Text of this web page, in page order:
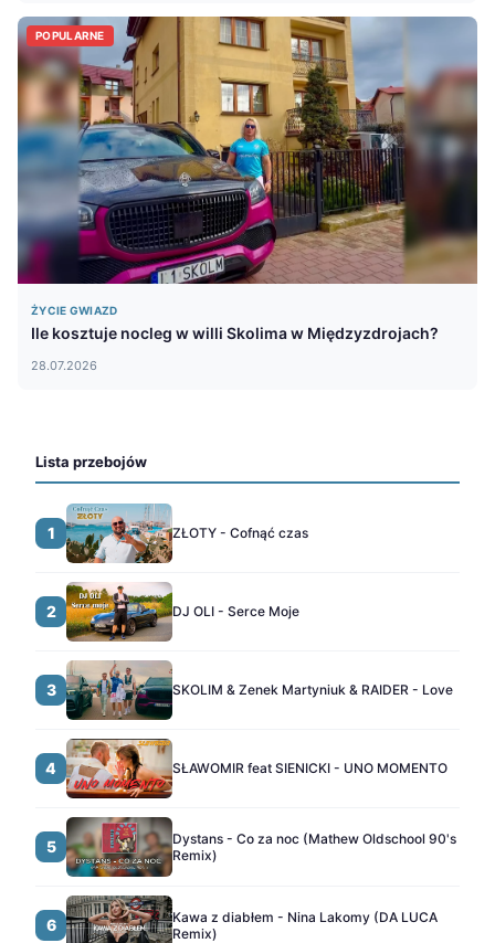
POPULARNE
ŻYCIE GWIAZD
Ile kosztuje nocleg w willi Skolima w Międzyzdrojach?
28.07.2026
Lista przebojów
1 ZŁOTY - Cofnąć czas
2 DJ OLI - Serce Moje
3 SKOLIM & Zenek Martyniuk & RAIDER - Love
4 SŁAWOMIR feat SIENICKI - UNO MOMENTO
5
Dystans - Co za noc (Mathew Oldschool 90's
Remix)
6
Kawa z diabłem - Nina Lakomy (DA LUCA
Remix)